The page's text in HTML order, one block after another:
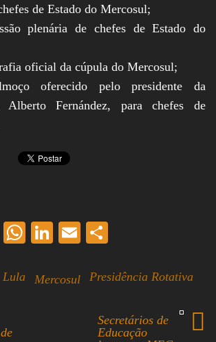
de Estado do Mercosul;
plenária de chefes de Estado do
oficial da cúpula do Mercosul;
oferecido pelo presidente da
Alberto Fernández, para chefes de
X
W
ts
Li
ed
E
ail re
Lula Mercosul Presidência Rotativa
Secretários de
Educação